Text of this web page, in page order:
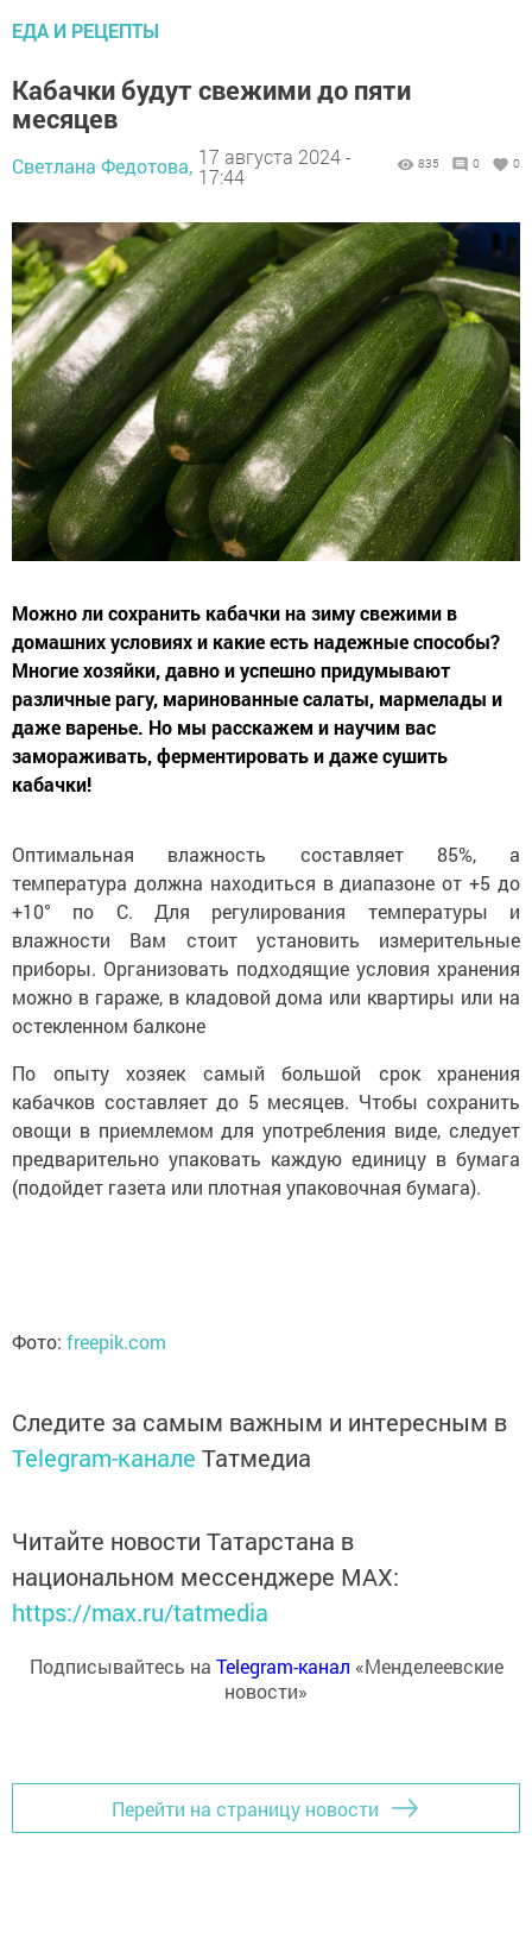
ЕДА И РЕЦЕПТЫ
Кабачки будут свежими до пяти
месяцев
Светлана Федотова, 17 августа 2024 -
17:44
835 0 0
Можно ли сохранить кабачки на зиму свежими в
домашних условиях и какие есть надежные способы?
Многие хозяйки, давно и успешно придумывают
различные рагу, маринованные салаты, мармелады и
даже варенье. Но мы расскажем и научим вас
замораживать, ферментировать и даже сушить
кабачки!
Оптимальная влажность составляет 85%, а
температура должна находиться в диапазоне от +5 до
+10° по С. Для регулирования температуры и
влажности Вам стоит установить измерительные
приборы. Организовать подходящие условия хранения
можно в гараже, в кладовой дома или квартиры или на
остекленном балконе
По опыту хозяек самый большой срок хранения
кабачков составляет до 5 месяцев. Чтобы сохранить
овощи в приемлемом для употребления виде, следует
предварительно упаковать каждую единицу в бумага
(подойдет газета или плотная упаковочная бумага).
Фото: freepik.com
Следите за самым важным и интересным в
Telegram-канале Татмедиа
Читайте новости Татарстана в
национальном мессенджере MАХ:
https://max.ru/tatmedia
Подписывайтесь на Telegram-канал «Менделеевские
новости»
Перейти на страницу новости